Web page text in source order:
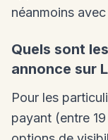
néanmoins
Quels sont
annonce sur
Pour les
payant (entre